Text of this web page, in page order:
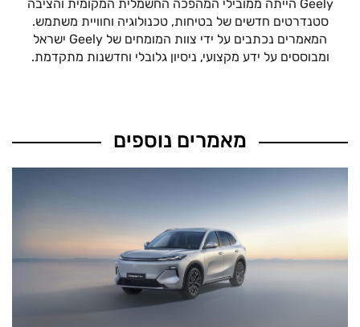
Geely הייתה ממובילי המהפכה החשמלית המקומית והציבה
סטנדרטים חדשים של בטיחות, טכנולוגיה וחוויית משתמש.
המאמרים נכתבים על ידי צוות המומחים של Geely ישראל
ומבוססים על ידע מקצועי, ניסיון גלובלי וחדשנות מתקדמת.
מאמרים נוספים